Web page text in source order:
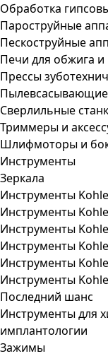
Обработка
Пароструйные
Пескоструйные
Печи для обжига и
Прессы
Пылевсасывающие
Сверлильные
Триммеры и
Шлифмоторы и
Инструменты
Зеркала
Инструменты
Инструменты
Инструменты
Инструменты
Инструменты
Инструменты
Последний шанс
Инструменты для
имплантологии
Зажимы